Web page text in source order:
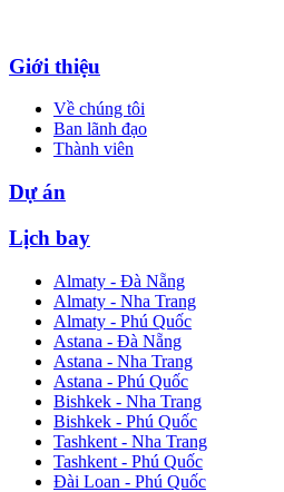
Giới thiệu
Về chúng tôi
Ban lãnh đạo
Thành viên
Dự án
Lịch bay
Almaty - Đà Nẵng
Almaty - Nha Trang
Almaty - Phú Quốc
Astana - Đà Nẵng
Astana - Nha Trang
Astana - Phú Quốc
Bishkek - Nha Trang
Bishkek - Phú Quốc
Tashkent - Nha Trang
Tashkent - Phú Quốc
Đài Loan - Phú Quốc